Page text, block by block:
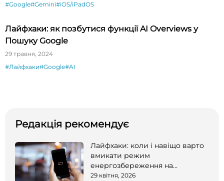
#Google#Gemini#iOS/iPadOS
Лайфхаки: як позбутися функції AI Overviews у
Пошуку Google
29 травня, 2024
#Лайфхаки#Google#AI
Редакція рекомендує
Лайфхаки: коли і навіщо варто
вмикати режим
енергозбереження на
смартфоні
29 квітня, 2026